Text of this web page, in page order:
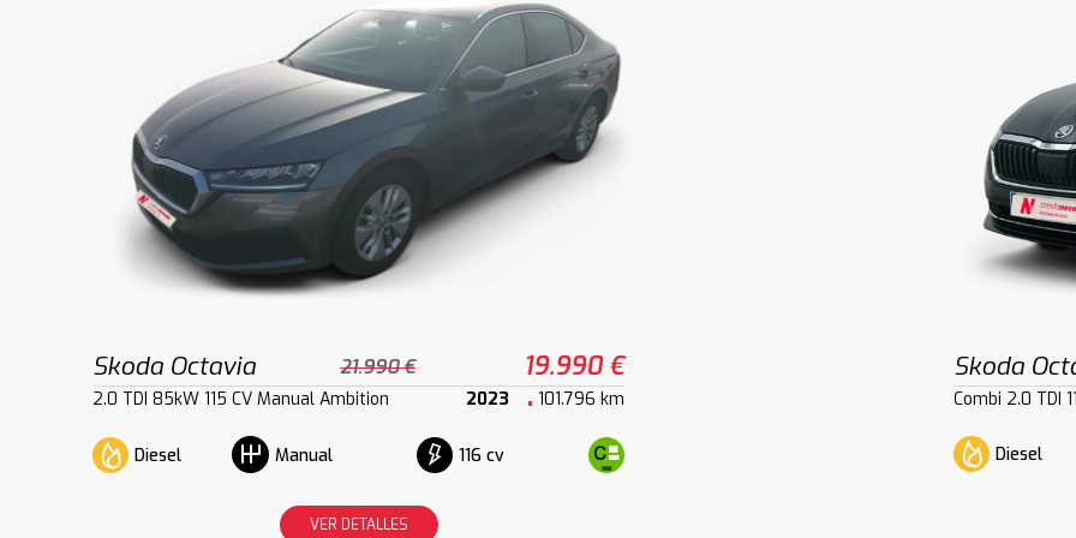
Skoda Octavia 21.990 € 19.990 €
2.0 TDI 85kW 115 CV Manual Ambition 2023 101.796 km
Diesel Manual 116 cv
VER DETALLES
Skoda
Combi 2.0 TDI
Diesel